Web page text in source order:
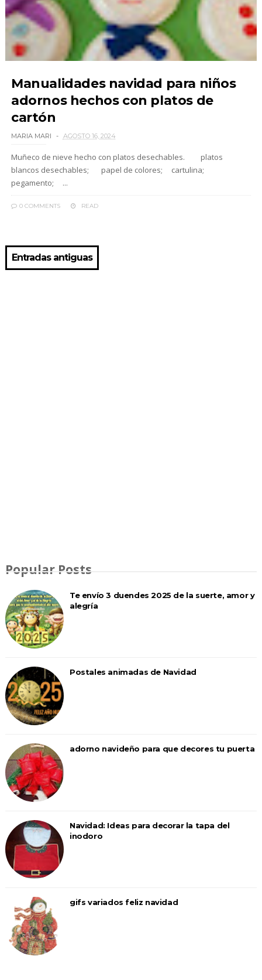
Manualidades navidad para niños
adornos hechos con platos de
cartón
MARIA MARI AGOSTO 16, 2024
Muñeco de nieve hecho con platos desechables. platos
blancos desechables; papel de colores; cartulina;
pegamento; ...
0 COMMENTS READ
Entradas antiguas
Popular Posts
Te envío 3 duendes 2025 de la suerte, amor y
alegría
Postales animadas de Navidad
adorno navideño para que decores tu puerta
Navidad: Ideas para decorar la tapa del
inodoro
gifs variados feliz navidad